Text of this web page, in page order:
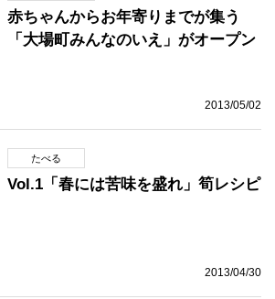
赤ちゃんからお年寄りまでが集う
「大場町みんなのいえ」がオープン
2013/05/02
たべる
Vol.1「春には苦味を盛れ」筍レシピ
2013/04/30